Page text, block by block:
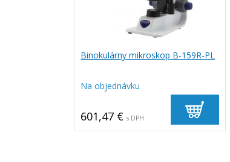
Binokulárny mikroskop B-159R-PL
Na objednávku
601,47 € s DPH